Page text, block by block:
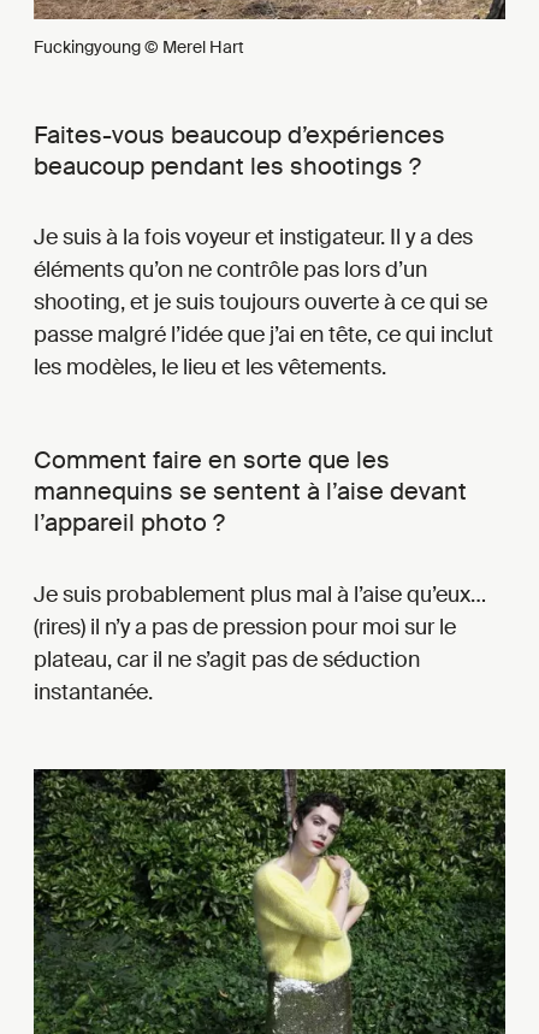
Fuckingyoung © Merel Hart
Faites-vous beaucoup d’expériences
beaucoup pendant les shootings ?
Je suis à la fois voyeur et instigateur. Il y a des
éléments qu’on ne contrôle pas lors d’un
shooting, et je suis toujours ouverte à ce qui se
passe malgré l’idée que j’ai en tête, ce qui inclut
les modèles, le lieu et les vêtements.
Comment faire en sorte que les
mannequins se sentent à l’aise devant
l’appareil photo ?
Je suis probablement plus mal à l’aise qu’eux…
(rires) il n’y a pas de pression pour moi sur le
plateau, car il ne s’agit pas de séduction
instantanée.